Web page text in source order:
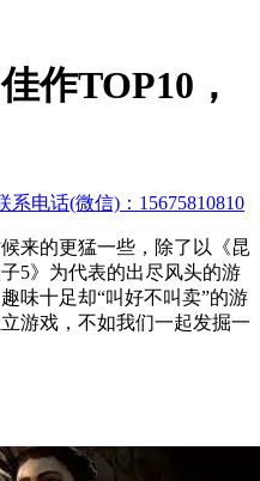
作TOP10，
系电话(微信)：15675810810
来的更猛一些，除了以《昆
5》为代表的出尽风头的游
味十足却“叫好不叫卖”的游
游戏，不如我们一起发掘一